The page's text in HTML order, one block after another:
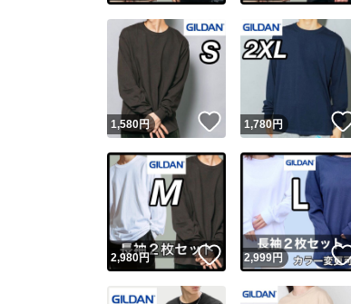
1,580円 いいね！
1,780円
2,980円 いいね！
2,999円